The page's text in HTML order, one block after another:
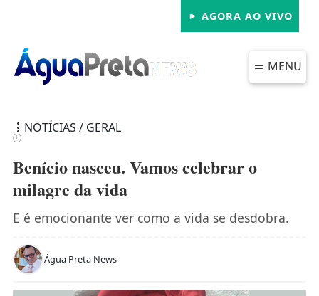
AGORA AO VIVO
MENU
FECHAR
NOTÍCIAS / GERAL
Benício nasceu. Vamos celebrar o
milagre da vida
E é emocionante ver como a vida se desdobra.
Água Preta News